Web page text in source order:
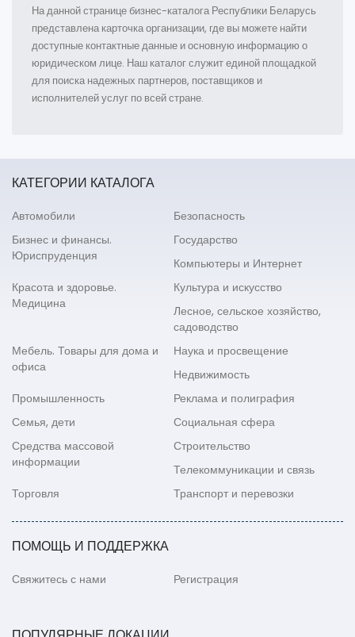
На данной странице бизнес-каталога Республики Беларусь
представлена карточка организации, где вы можете найти
доступные контактные данные и основную информацию о
юридическом лице. Наш каталог служит единой площадкой
для поиска надежных партнеров, поставщиков и
исполнителей услуг по всей стране.
КАТЕГОРИИ КАТАЛОГА
Автомобили
Безопасность
Бизнес и финансы.
Юриспруденция
Государство
Компьютеры и Интернет
Красота и здоровье.
Медицина
Культура и искусство
Лесное, сельское хозяйство,
садоводство
Мебель. Товары для дома и
офиса
Наука и просвещение
Недвижимость
Промышленность
Реклама и полиграфия
Семья, дети
Социальная сфера
Средства массовой
информации
Строительство
Телекоммуникации и связь
Торговля
Транспорт и перевозки
ПОМОЩЬ И ПОДДЕРЖКА
Свяжитесь с нами Регистрация